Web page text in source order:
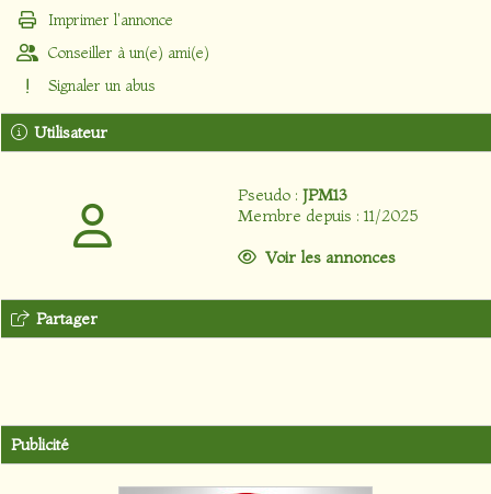
Utilisateur
Pseudo : JPM13
Membre depuis : 11/2025
Voir les annonces
Imprimer l'annonce
Conseiller à un(e) ami(e)
Signaler un abus
Partager
Publicité